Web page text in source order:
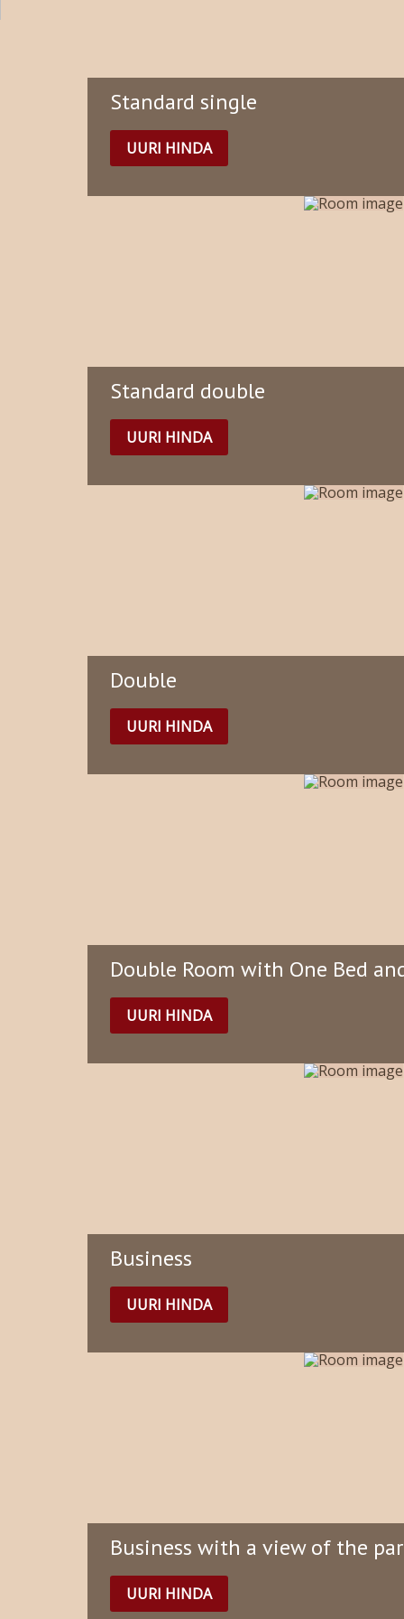
Standard single
UURI HINDA
Standard double
UURI HINDA
Double
UURI HINDA
Double Room with One Bed
UURI HINDA
Business
UURI HINDA
Business with a view of the
UURI HINDA